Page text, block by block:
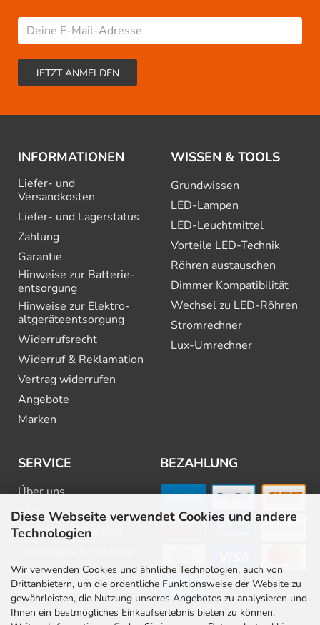
Diese Webseite verwendet Cookies und andere
Technologien
Wir verwenden Cookies und ähnliche Technologien, auch von
Drittanbietern, um die ordentliche Funktionsweise der Website zu
gewährleisten, die Nutzung unseres Angebotes zu analysieren und
Ihnen ein bestmögliches Einkaufserlebnis bieten zu können.
INFORMATIONEN
Liefer- und
Versandkosten
Liefer- und Lagerstatus
Zahlung
Garantie
Hinweise zur Batterie­
entsorgung
Hinweise zur Elektro­
altgeräte­entsorgung
Widerrufsrecht
Widerruf & Reklamation
Vertrag widerrufen
Angebote
Marken
WISSEN & TOOLS
Grundwissen
LED-Lampen
LED-Leuchtmittel
Vorteile LED-Technik
Röhren austauschen
Dimmer Kompatibilität
Wechsel zu LED-Röhren
Stromrechner
Lux-Umrechner
SERVICE
Über uns
FAQ
Beratung & Planung
Newsletter
Barrierefreiheit
Stellenangebote
BEZAHLUNG